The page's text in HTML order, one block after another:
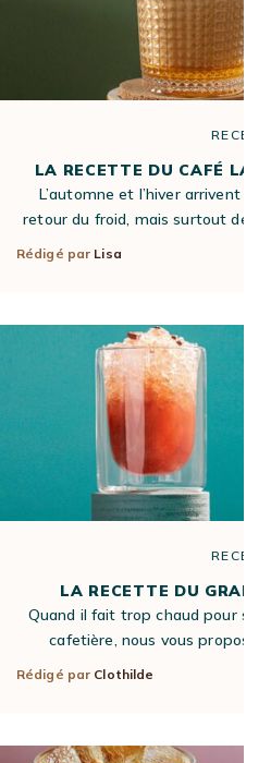
RECETTE
LA RECETTE DU CAFÉ
L’automne et l’hiver arrivent et,
retour du froid, mais surtout de la
Rédigé par Lisa
RECETTE
LA RECETTE DU
Quand il fait trop chaud pour
cafetière, nous vous
Rédigé par Clothilde